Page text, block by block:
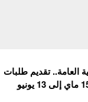
العامة.. تقديم طلبات
التسجيل الجديدة من 15 ماي إلى 13 يونيو